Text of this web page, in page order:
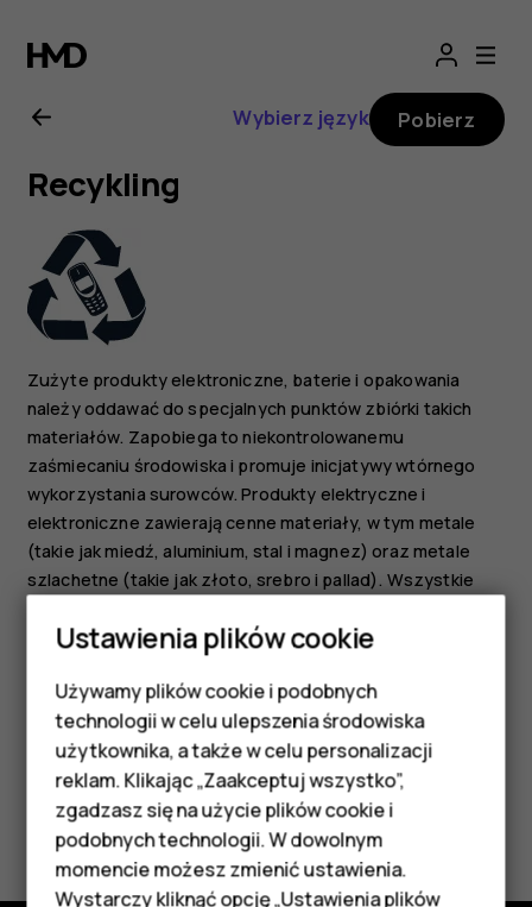
Nokia
G21
—
instrukcja
obsługi
Smartfony
Telefony z funkcjami
podstawowymi
Akcesoria
Wybierz język Pobierz
Recykling
Zużyte produkty elektroniczne, baterie i opakowania
należy oddawać do specjalnych punktów zbiórki takich
materiałów. Zapobiega to niekontrolowanemu
zaśmiecaniu środowiska i promuje inicjatywy wtórnego
wykorzystania surowców. Produkty elektryczne i
elektroniczne zawierają cenne materiały, w tym metale
(takie jak miedź, aluminium, stal i magnez) oraz metale
szlachetne (takie jak złoto, srebro i pallad). Wszystkie
w postaci surowców lub energii.
Czy te informacje były pomocne?
Tak Nie
Ustawienia plików cookie
Używamy plików cookie i podobnych
technologii w celu ulepszenia środowiska
użytkownika, a także w celu personalizacji
reklam. Klikając „Zaakceptuj wszystko”,
zgadzasz się na użycie plików cookie i
podobnych technologii. W dowolnym
momencie możesz zmienić ustawienia.
Wystarczy kliknąć opcję „Ustawienia plików